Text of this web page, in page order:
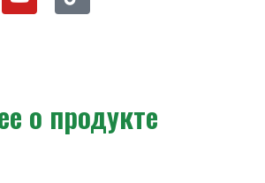
о продукте